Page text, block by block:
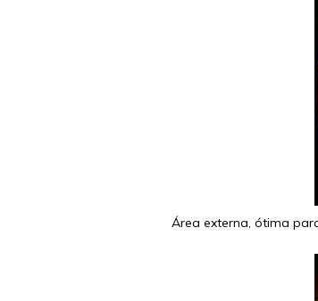
Área externa, ótima